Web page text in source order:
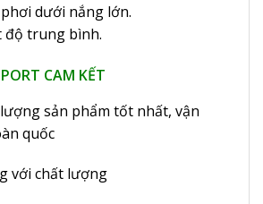
dưới nắng lớn.
độ trung bình.
CAM KẾT
sản phẩm tốt nhất, vận
quốc
với chất lượng